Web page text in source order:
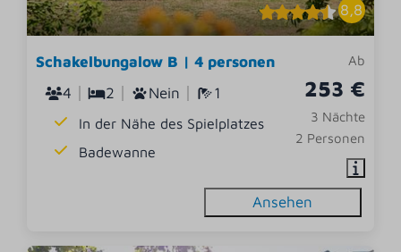
8,8
Ab
253 €
3 Nächte
2 Personen
Schakelbungalow B | 4 personen
4
2 Nein 1
In der Nähe des Spielplatzes
Badewanne
Ansehen